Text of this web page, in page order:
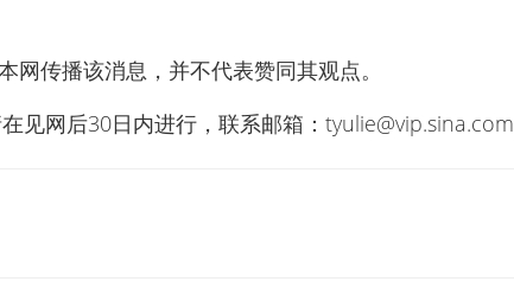
传播该消息，并不代表赞同其观点。
见网后30日内进行，联系邮箱： tyulie@vip.sina.com